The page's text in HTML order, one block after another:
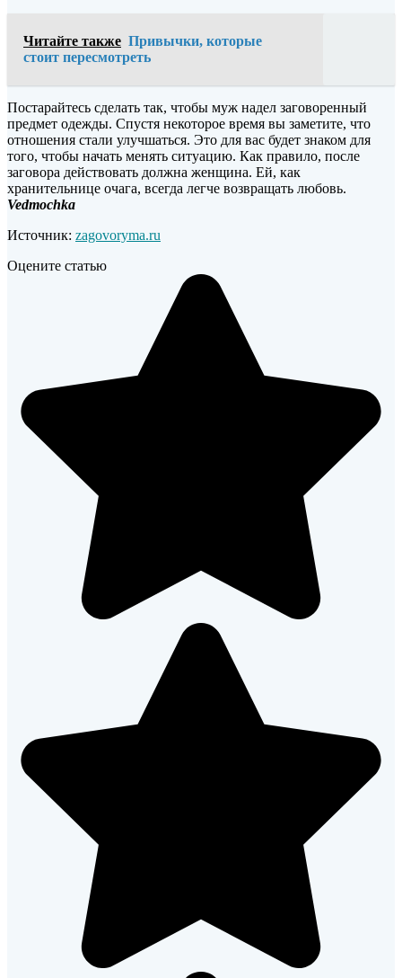
Читайте также Привычки, которые
стоит пересмотреть
Постарайтесь сделать так, чтобы муж надел заговоренный
предмет одежды. Спустя некоторое время вы заметите, что
отношения стали улучшаться. Это для вас будет знаком для
того, чтобы начать менять ситуацию. Как правило, после
заговора действовать должна женщина. Ей, как
хранительнице очага, всегда легче возвращать любовь.
Vedmochka
Источник: zagovoryma.ru
Оцените статью